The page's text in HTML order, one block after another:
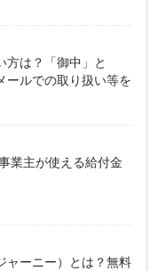
方は？「御中」と
ールでの取り扱い等を
業主が使える給付金
ャーニー）とは？無料